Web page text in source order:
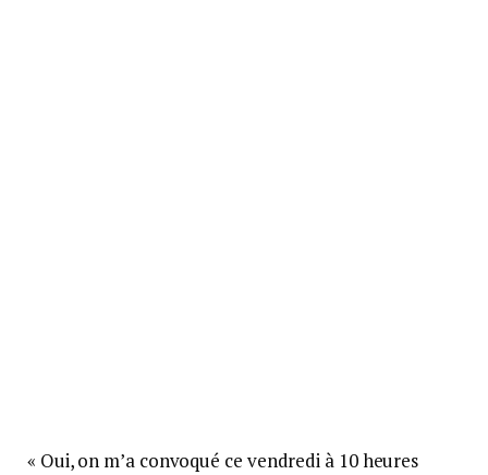
« Oui, on m’a convoqué ce vendredi à 10 heures